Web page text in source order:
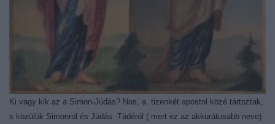
Ki vagy kik az a Simon-Júdás? Nos, a tizenkét apostol közé tartoztak,
s közülük Simonról és Júdás -Tádéról ( mert ez az akkurátusabb neve)